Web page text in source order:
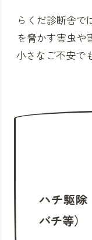
らくだ診断舎で
を脅かす害虫や
小さなご不安で
ハチ駆除
バチ等）